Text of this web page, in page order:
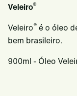
Veleiro®
Veleiro® é o óleo
bem brasileiro.
900ml - Óleo